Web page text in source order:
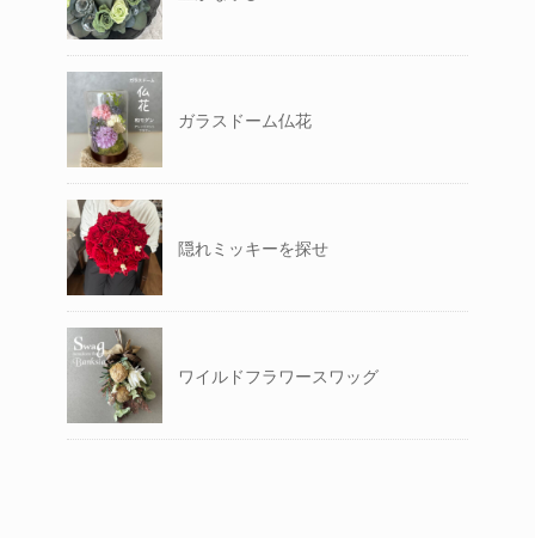
ガラスドーム仏花
隠れミッキーを探せ
ワイルドフラワースワッグ